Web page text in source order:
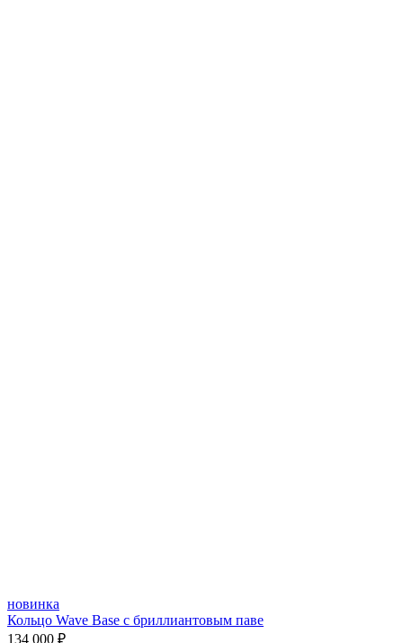
новинка
Кольцо Wave Base с бриллиантовым паве
134 000 ₽